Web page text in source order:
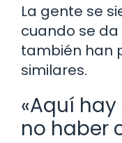
La gente se
cuando se
también han
similares.
«Aquí
no haber